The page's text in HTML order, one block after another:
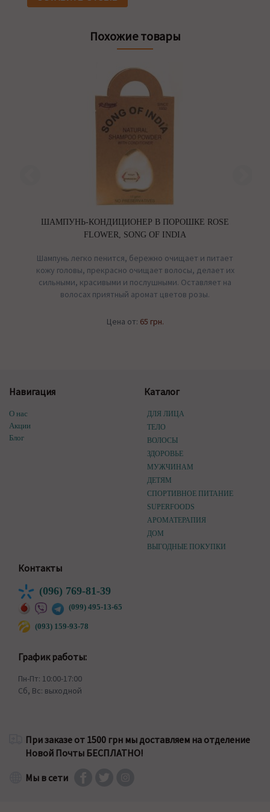
Похожие товары
ШАМПУНЬ-КОНДИЦИОНЕР В ПОРОШКЕ ROSE
FLOWER, SONG OF INDIA
Шампунь легко пенится, бережно очищает и питает
кожу головы, прекрасно очищает волосы, делает их
сильными, красивыми и послушными. Оставляет на
волосах приятный аромат цветов розы.
Цена от: 65 грн.
Навигация
О нас
Акции
Блог
Каталог
ДЛЯ ЛИЦА
ТЕЛО
ВОЛОСЫ
ЗДОРОВЬЕ
МУЖЧИНАМ
ДЕТЯМ
СПОРТИВНОЕ ПИТАНИЕ
SUPERFOODS
АРОМАТЕРАПИЯ
ДОМ
ВЫГОДНЫЕ ПОКУПКИ
Контакты
(096) 769-81-39
(099) 495-13-65
(093) 159-93-78
График работы:
Пн-Пт: 10:00-17:00
Сб, Вс: выходной
При заказе от 1500 грн мы доставляем на отделение
Новой Почты БЕСПЛАТНО!
Мы в сети